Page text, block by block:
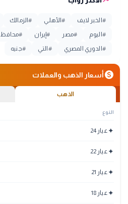
# الخبر لايف #الأهلي #الزمالك
# اليوم #مصر #إيران #محافظ
# الدوري المصري # التي #جنيه
monetization_onأسعار الذهب والعملات
الذهب
النوع
✦عيار 24
✦عيار 22
✦عيار 21
✦عيار 18